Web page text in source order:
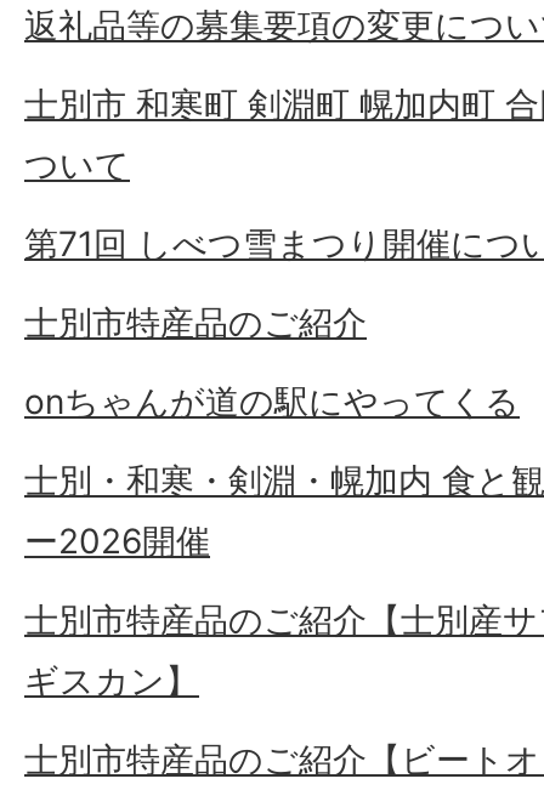
返礼品等の募集要項の変更につ
士別市 和寒町 剣淵町 幌加内町
ついて
第71回 しべつ雪まつり開催につ
士別市特産品のご紹介
onちゃんが道の駅にやってくる
士別・和寒・剣淵・幌加内 食と
ー2026開催
士別市特産品のご紹介【士別産
ギスカン】
士別市特産品のご紹介【ビート